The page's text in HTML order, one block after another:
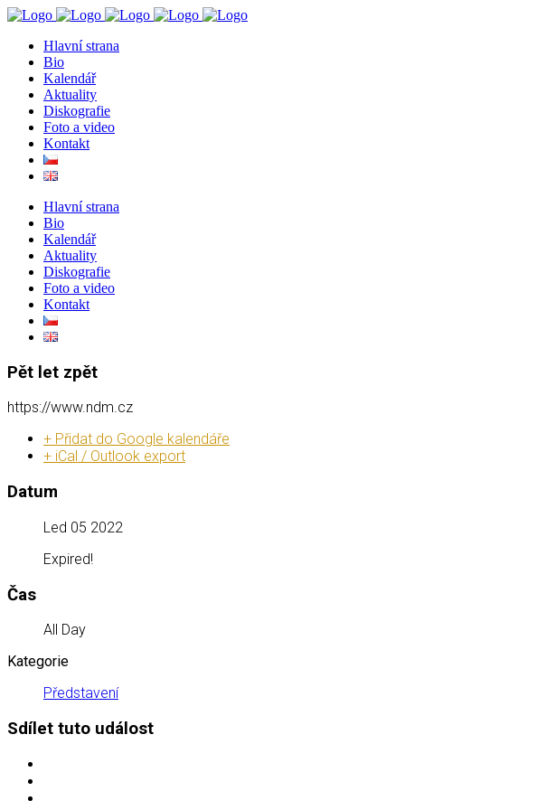
Hlavní strana
Bio
Kalendář
Aktuality
Diskografie
Foto a video
Kontakt
Hlavní strana
Bio
Kalendář
Aktuality
Diskografie
Foto a video
Kontakt
Pět let zpět
https://www.ndm.cz
+ Přidat do Google kalendáře
+ iCal / Outlook export
Datum
Led 05 2022
Expired!
Čas
All Day
Kategorie
Představení
Sdílet tuto událost